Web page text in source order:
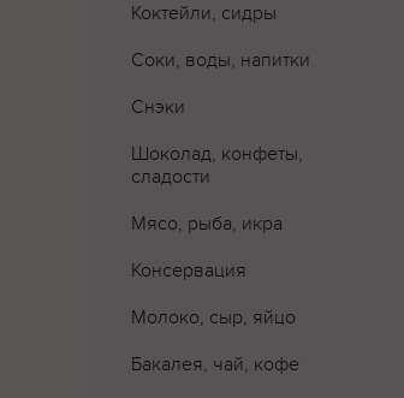
Коктейли, сидры
Соки, воды, напитки
Снэки
Шоколад, конфеты,
сладости
Мясо, рыба, икра
Консервация
Молоко, сыр, яйцо
Бакалея, чай, кофе